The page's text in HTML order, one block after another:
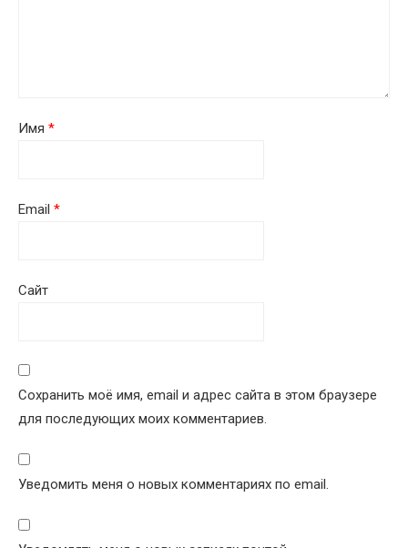
Имя *
Email *
Сайт
Сохранить моё имя, email и адрес сайта в этом браузере
для последующих моих комментариев.
Уведомить меня о новых комментариях по email.